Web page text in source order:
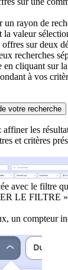
un rayon de
valeur
sur deux
recherches
en cliquant sur
à vos
votre recherche
les
et critères
avec le filtre
LE FILTRE »
un compteur